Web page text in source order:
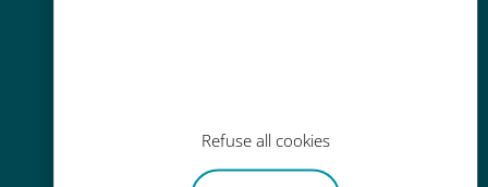
Refuse all cookies